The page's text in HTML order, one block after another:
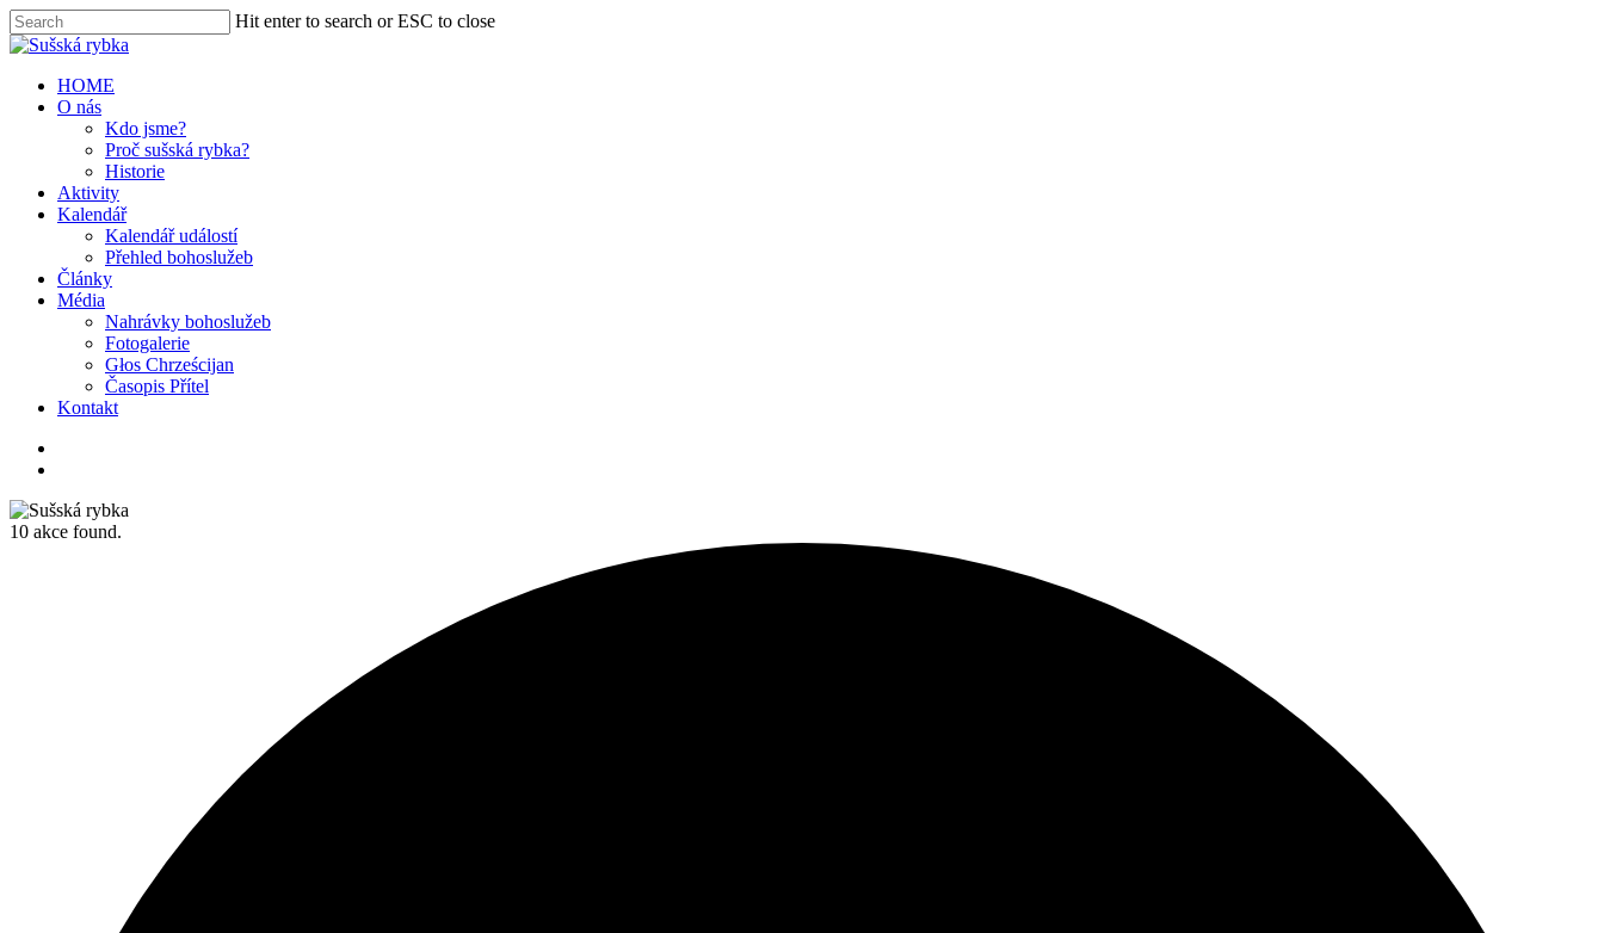
Hit enter to search or ESC to close
HOME
O nás
Kdo jsme?
Proč sušská rybka?
Historie
Aktivity
Kalendář
Kalendář událostí
Přehled bohoslužeb
Články
Média
Nahrávky bohoslužeb
Fotogalerie
Głos Chrześcijan
Časopis Přítel
Kontakt
10 akce found.